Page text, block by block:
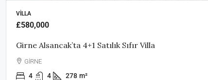
VILLA
£580,000
Girne Alsancak’ta 4+1 Satılık Sıfır Villa
GİRNE
4 4 278 m²